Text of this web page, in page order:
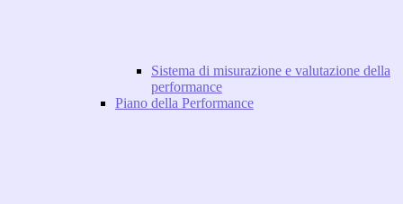
Sistema di misurazione e valutazione della
performance
Piano della Performance